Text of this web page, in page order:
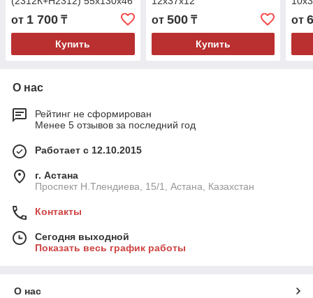
от 1 700 ₸
Купить
от 500₸
Купить
от
О нас
Рейтинг не сформирован
Менее 5 отзывов за последний год
Работает с 12.10.2015
г. Астана
Проспект Н.Тлендиева, 15/1, Астана, Казахстан
Контакты
Сегодня выходной
Показать весь график работы
О нас